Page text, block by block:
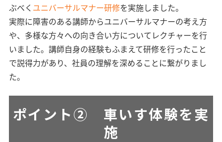
ぶべく ユニバーサルマナー研修を実施しました。
実際に障害のある講師からユニバーサルマナーの考え方
や、多様な方々への向き合い方についてレクチャーを行
いました。講師自身の経験もふまえて研修を行ったこと
で説得力があり、社員の理解を深めることに繋がりまし
た。
ポイント② 車いす体験を実
施